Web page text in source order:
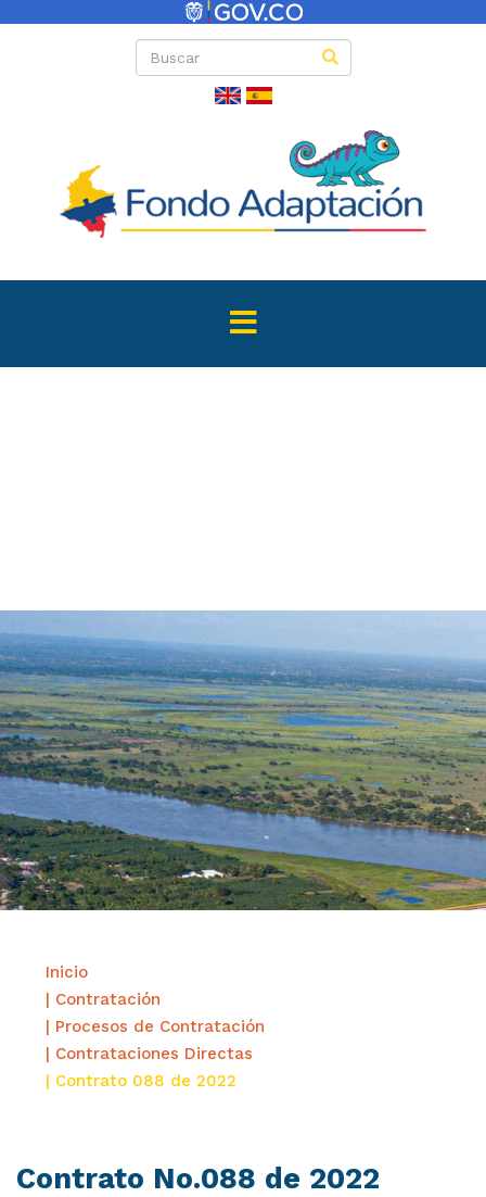
Directas
Inicio
| Contratación
| Procesos de Contratación
| Contrataciones Directas
| Contrato 088 de 2022
Contrato No.088 de 2022